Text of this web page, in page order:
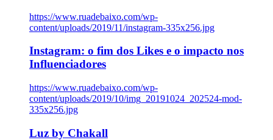
https://www.ruadebaixo.com/wp-
content/uploads/2019/11/instagram-335x256.jpg
Instagram: o fim dos Likes e o impacto nos
Influenciadores
https://www.ruadebaixo.com/wp-
content/uploads/2019/10/img_20191024_202524-mod-
335x256.jpg
Luz by Chakall